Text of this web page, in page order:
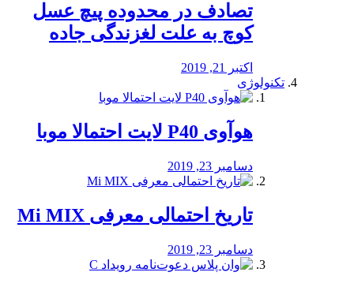
تصادف در محدوده پیچ عسل
کوچ به علت لغزندگی جاده
اکتبر 21, 2019
تکنولوژی
هوآوی P40 لایت احتمالا موبا
دسامبر 23, 2019
تاریخ احتمالی معرفی Mi MIX
دسامبر 23, 2019